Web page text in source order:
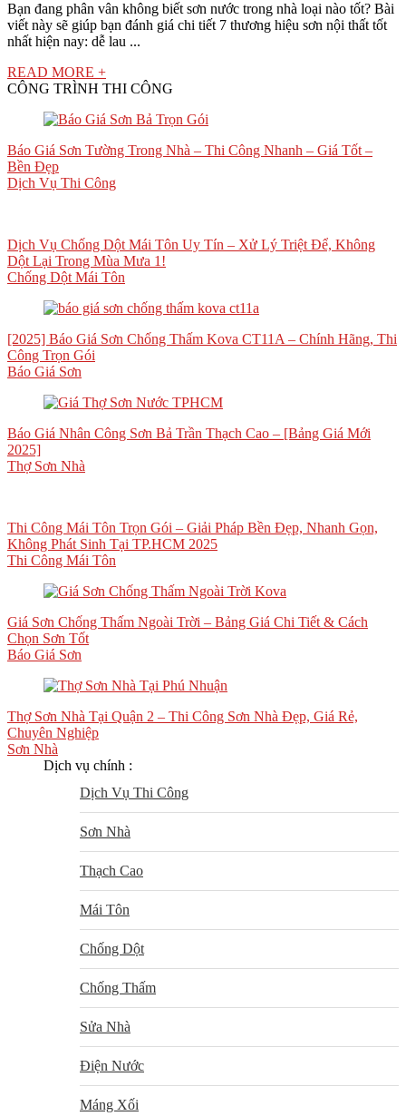
Bạn đang phân vân không biết sơn nước trong nhà loại nào tốt? Bài
viết này sẽ giúp bạn đánh giá chi tiết 7 thương hiệu sơn nội thất tốt
nhất hiện nay: dễ lau ...
READ MORE +
CÔNG TRÌNH THI CÔNG
Báo Giá Sơn Tường Trong Nhà – Thi Công Nhanh – Giá Tốt –
Bền Đẹp
Dịch Vụ Thi Công
Dịch Vụ Chống Dột Mái Tôn Uy Tín – Xử Lý Triệt Để, Không
Dột Lại Trong Mùa Mưa 1!
Chống Dột Mái Tôn
[2025] Báo Giá Sơn Chống Thấm Kova CT11A – Chính Hãng, Thi
Công Trọn Gói
Báo Giá Sơn
Báo Giá Nhân Công Sơn Bả Trần Thạch Cao – [Bảng Giá Mới
2025]
Thợ Sơn Nhà
Thi Công Mái Tôn Trọn Gói – Giải Pháp Bền Đẹp, Nhanh Gọn,
Không Phát Sinh Tại TP.HCM 2025
Thi Công Mái Tôn
Giá Sơn Chống Thấm Ngoài Trời – Bảng Giá Chi Tiết & Cách
Chọn Sơn Tốt
Báo Giá Sơn
Thợ Sơn Nhà Tại Quận 2 – Thi Công Sơn Nhà Đẹp, Giá Rẻ,
Chuyên Nghiệp
Sơn Nhà
Dịch vụ chính :
Dịch Vụ Thi Công
Sơn Nhà
Thạch Cao
Mái Tôn
Chống Dột
Chống Thấm
Sửa Nhà
Điện Nước
Máng Xối